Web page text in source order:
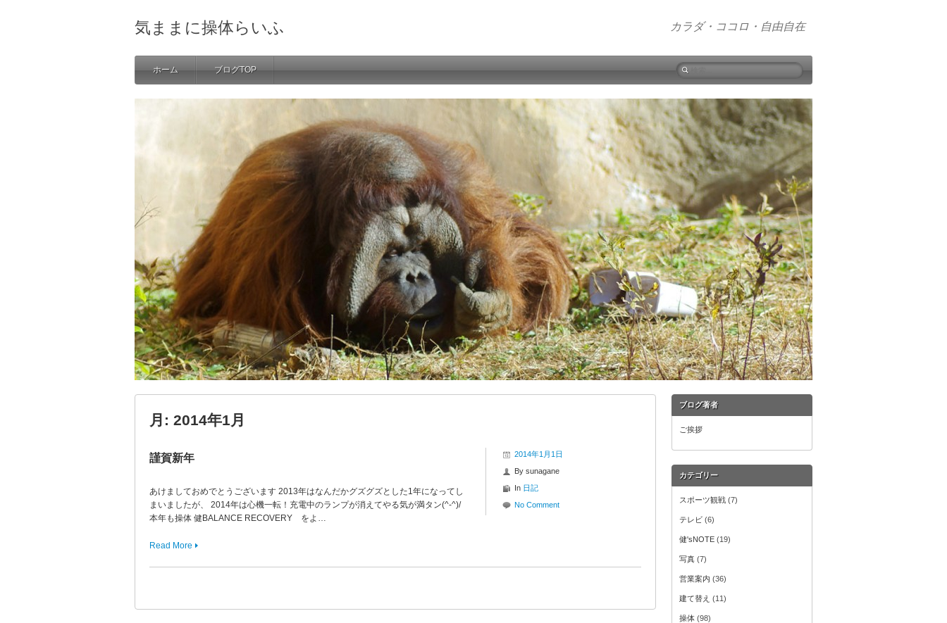
気ままに操体らいふ カラダ・ココロ・自由自在
ホーム ブログTOP
検
月: 2014年1月
謹賀新年
あけましておめでとうございます 2013年はなんだかグズグズとした1年になってし
まいましたが、 2014年は心機一転！充電中のランプが消えてやる気が満タン(^-^)/
本年も操体 健BALANCE RECOVERY をよ…
Read More
2014年1月1日
By sunagane
In 日記
No Comment
ブログ著者
ご挨拶
カテゴリー
スポーツ観戦 (7)
テレビ (6)
健'sNOTE (19)
写真 (7)
営業案内 (36)
建て替え (11)
操体 (98)